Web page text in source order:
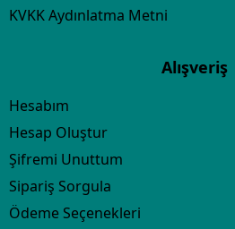
KVKK Aydınlatma Metni
Alışveriş
Hesabım
Hesap Oluştur
Şifremi Unuttum
Sipariş Sorgula
Ödeme Seçenekleri